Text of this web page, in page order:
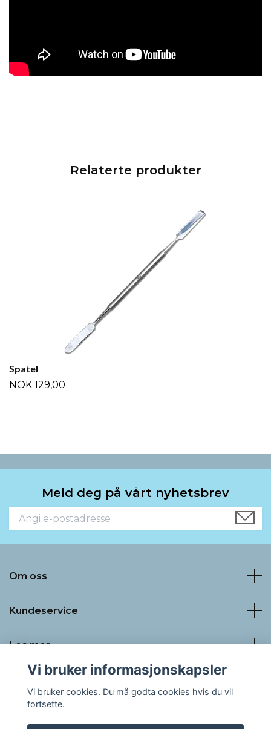
Spatel
NOK 129,00
Meld deg på vårt nyhetsbrev
Om oss
Kundeservice
Les mer
Vi bruker informasjonskapsler
Vi bruker cookies. Du må godta cookies hvis du vil
fortsette.